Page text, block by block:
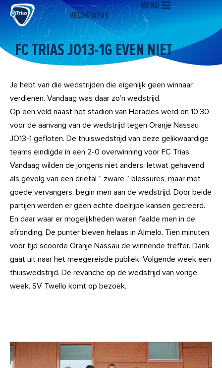
naar
inhoud
VELDSTATUS
MENU
FC TRIAS JO13-1G EVEN NIET
Je hebt van die wedstrijden die eigenlijk geen winnaar
verdienen. Vandaag was daar zo’n wedstrijd.
Op een veld naast het stadion van Heracles werd on 10:30
voor de aanvang van de wedstrijd tegen Oranje Nassau
JO13-1 gefloten. De thuiswedstrijd van deze gelikwaardige
teams eindigde in een 2-0 overwinning voor FC Trias.
Vandaag wilden de jongens niet anders. Ietwat gehavend
als gevolg van een drietal ” zware ” blessures, maar met
goede vervangers, begin men aan de wedstrijd. Door beide
partijen werden er geen echte doelrijpe kansen gecreerd.
En daar waar er mogelijkheden waren faalde men in de
afronding. De punter bleven helaas in Almelo. Tien minuten
voor tijd scoorde Oranje Nassau de winnende treffer. Dank
gaat uit naar het meegereisde publiek. Volgende week een
thuiswedstrijd. De revanche op de wedstrijd van vorige
week. SV Twello komt op bezoek.